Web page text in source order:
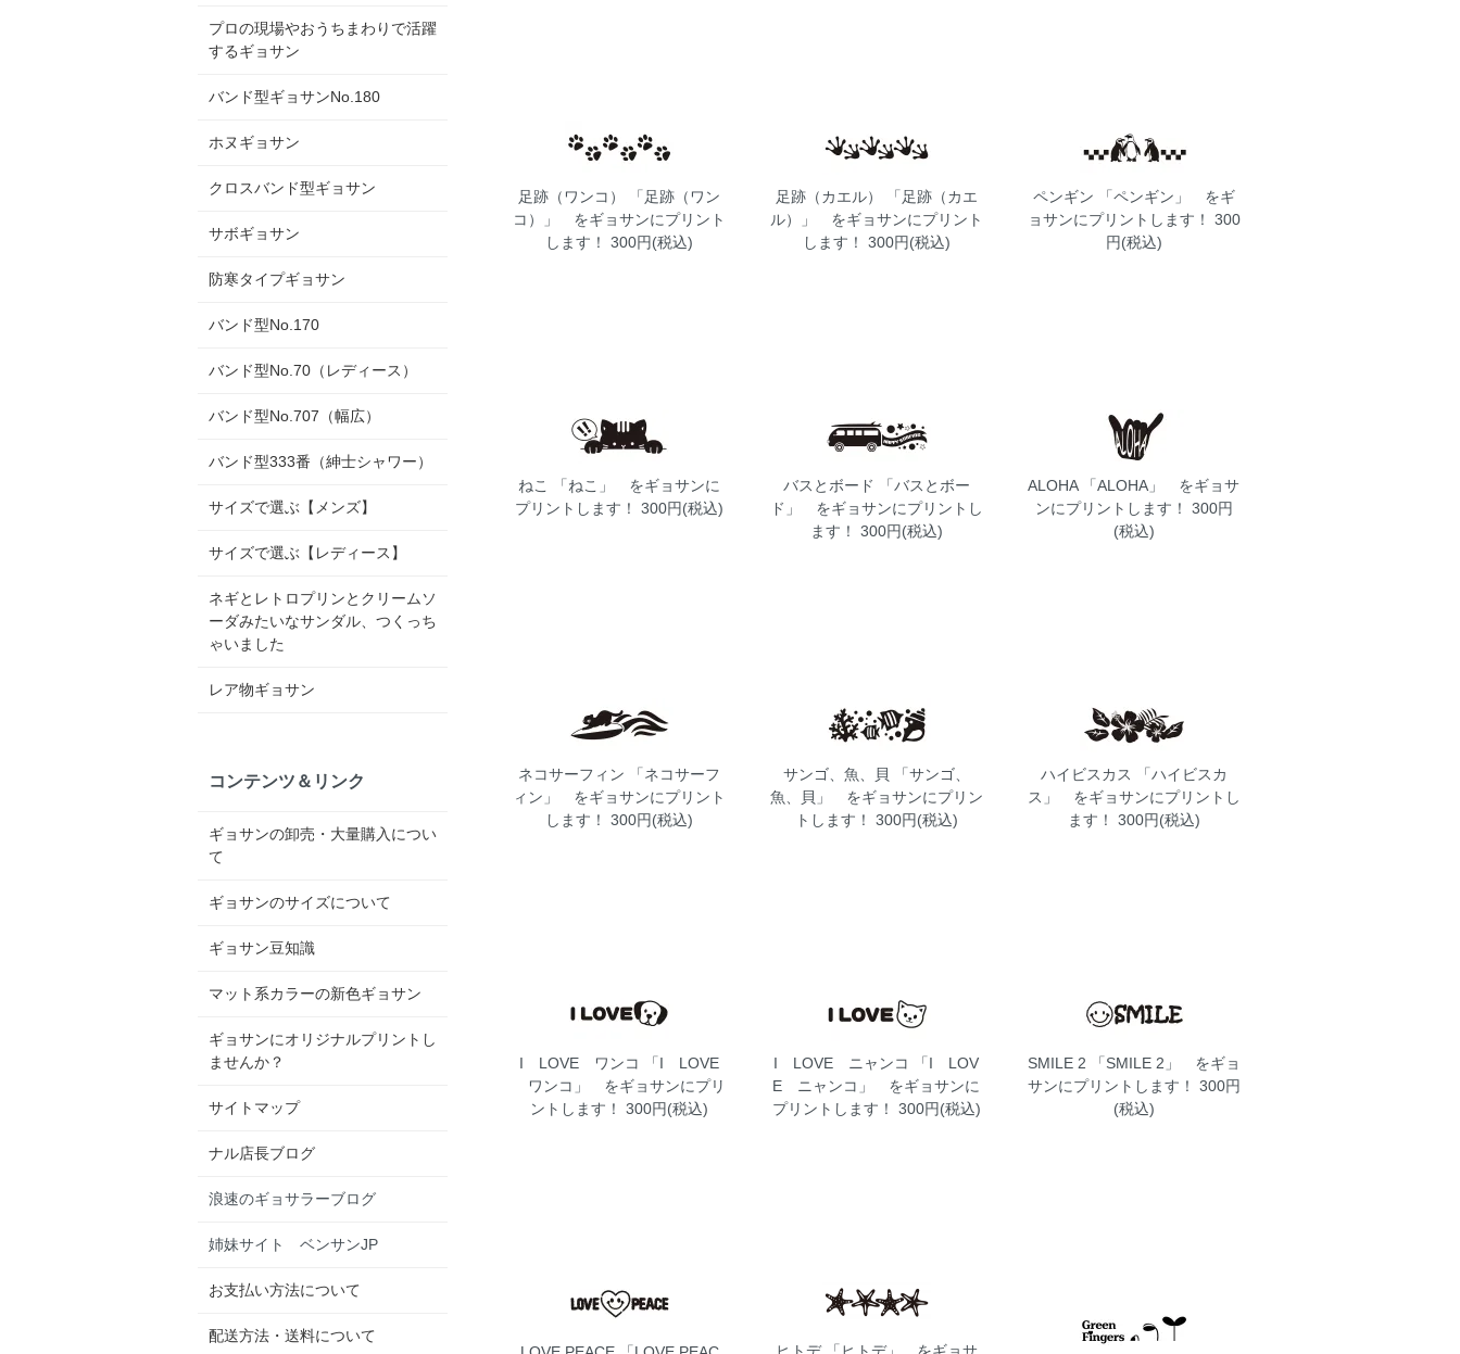
足跡（ワンコ）
「足跡（ワン
コ）」 をギョサンにプリント
します！ 300円(税込)
足跡（カエル）
「足跡（カエ
ル）」 をギョサンにプリント
します！ 300円(税込)
ペンギン 「ペンギン」 をギ
ョサンにプリントします！ 300
円(税込)
ねこ
「ねこ」 をギョサンに
プリントします！ 300円(税込)
バスとボード
「バスとボー
ド」 をギョサンにプリントし
ます！ 300円(税込)
ALOHA「ALOHA」 をギョサ
ンにプリントします！ 300円
(税込)
ネコサーフィン 「ネコサーフ
ィン」 をギョサンにプリント
します！ 300円(税込)
サンゴ、魚、貝
「サンゴ、
魚、貝」 をギョサンにプリン
トします！ 300円(税込)
ハイビスカス
「ハイビスカ
ス」 をギョサンにプリントし
ます！ 300円(税込)
I LOVE ワンコ
「I LOVE
ワンコ」 をギョサンにプリ
ントします！ 300円(税込)
I LOVE ニャンコ
「I LOV
E ニャンコ」 をギョサンに
プリントします！ 300円(税込)
SMILE 2 「SMILE 2」 をギョ
サンにプリントします！ 300円
(税込)
プロの現場やおうちまわりで活躍
するギョサン
バンド型ギョサンNo.180
ホヌギョサン
クロスバンド型ギョサン
サボギョサン
防寒タイプギョサン
バンド型No.170
バンド型No.70（レディース）
バンド型No.707（幅広）
バンド型333番（紳士シャワー）
サイズで選ぶ【メンズ】
サイズで選ぶ【レディース】
ネギとレトロプリンとクリームソ
ーダみたいなサンダル、つくっち
ゃいました
レア物ギョサン
コンテンツ＆リンク
ギョサンの卸売・大量購入につい
て
ギョサンのサイズについて
ギョサン豆知識
マット系カラーの新色ギョサン
ギョサンにオリジナルプリントし
ませんか？
サイトマップ
ナル店長ブログ
浪速のギョサラーブログ
姉妹サイト ベンサンJP
お支払い方法について
配送方法・送料について